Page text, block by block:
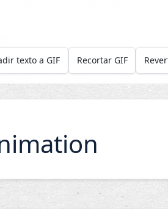
texto a GIF Recortar GIF